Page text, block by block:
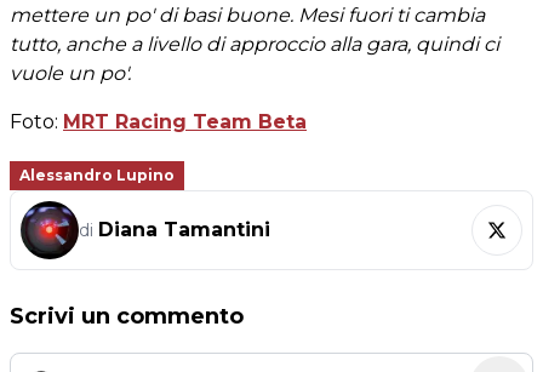
mettere un po' di basi buone. Mesi fuori ti cambia
tutto, anche a livello di approccio alla gara, quindi ci
vuole un po'.
Foto: MRT Racing Team Beta
Alessandro Lupino
di Diana Tamantini
Scrivi un commento